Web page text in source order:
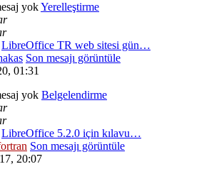
Yerelleştirme
LibreOffice TR web sitesi gün…
Son mesajı görüntüle
01:31
Belgelendirme
LibreOffice 5.2.0 için kılavu…
Son mesajı görüntüle
20:07